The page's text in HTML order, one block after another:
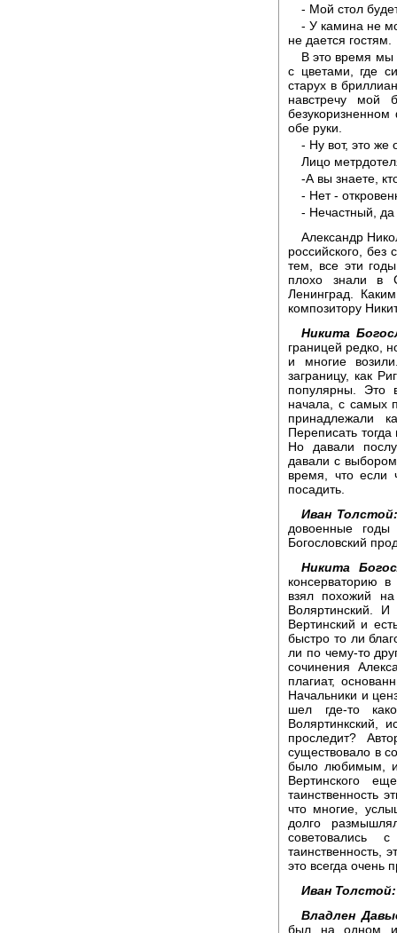
- Мой стол
- У камина не
не дается гостям.
В это время мы
с цветами, где
старух в
навстречу мой
обе руки.
- Ну вот, это же
Лицо
-А вы знаете,
- Нет -
- Нечастный, да
Александр
российского, без
тем, все эти
плохо знали в
Ленинград.
композитору
Никита
границей редко,
и многие
заграницу, как
популярны. Это
начала, с самых
принадлежали
Переписать
Но давали
давали с
время, что если
посадить.
Иван Толстой:
довоенные
Богословский
Никита
консерваторию
взял похожий
Воляртинский.
Вертинский и
быстро то ли
ли по чему-то
сочинения
плагиат,
Начальники и
шел где-то
Воляртинкский,
проследит?
существовало в
было любимым, и
Вертинского
таинственность
что многие,
долго
советовались
таинственность,
это всегда очень
Иван Толстой:
Владлен
был на одном